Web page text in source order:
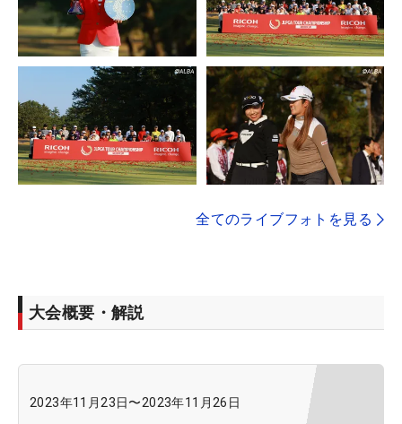
全てのライブフォトを見る
大会概要・解説
2023年11月23日〜2023年11月26日